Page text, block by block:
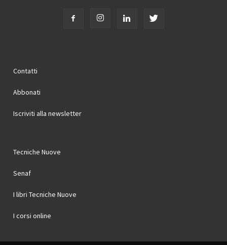
Contatti
Abbonati
Iscriviti alla newsletter
Tecniche Nuove
Senaf
I libri Tecniche Nuove
I corsi online